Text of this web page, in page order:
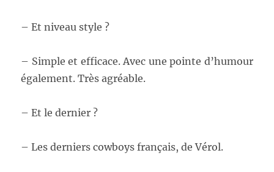
– Et niveau style ?
– Simple et efficace. Avec une pointe d’humour
également. Très agréable.
– Et le dernier ?
– Les derniers cowboys français, de Vérol.